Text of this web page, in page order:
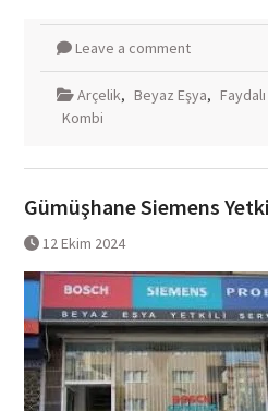
Leave a comment
Arçelik, Beyaz Eşya,
Kombi
Gümüşhane Siemens
12 Ekim 2024